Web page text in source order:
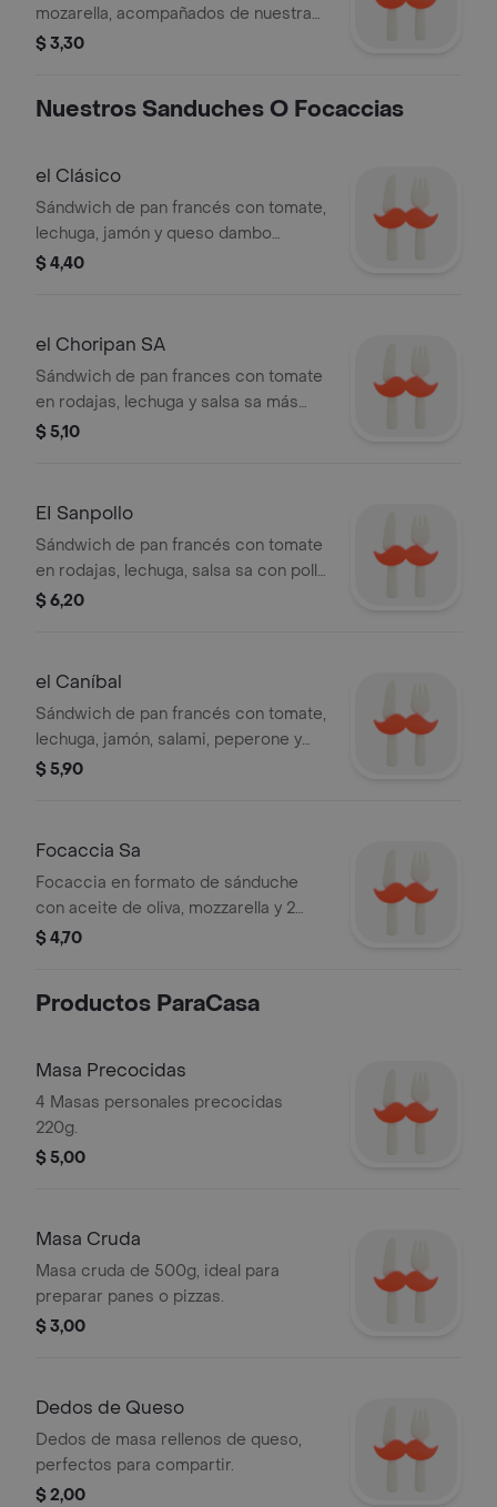
mozarella, acompañados de nuestra
salsa SA para remojar.
$ 3,30
Nuestros Sanduches O Focaccias
el Clásico
Sándwich de pan francés con tomate,
lechuga, jamón y queso dambo
especial.
$ 4,40
el Choripan SA
Sándwich de pan frances con tomate
en rodajas, lechuga y salsa sa más
chorizo español horneado.
$ 5,10
EI Sanpollo
Sándwich de pan francés con tomate
en rodajas, lechuga, salsa sa con pollo
salteado, sobre queso dambo y
$ 6,20
el Caníbal
Sándwich de pan francés con tomate,
lechuga, jamón, salami, peperone y
queso dambo.
$ 5,90
Focaccia Sa
Focaccia en formato de sánduche
con aceite de oliva, mozzarella y 2
ingredientes a elección. Incluye
$ 4,70
Productos ParaCasa
Masa Precocidas
4 Masas personales precocidas
220g.
$ 5,00
Masa Cruda
Masa cruda de 500g, ideal para
preparar panes o pizzas.
$ 3,00
Dedos de Queso
Dedos de masa rellenos de queso,
perfectos para compartir.
$ 2,00